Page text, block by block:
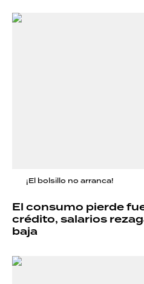
¡El bolsillo no arranca!
El consumo pierde
crédito, salarios
baja